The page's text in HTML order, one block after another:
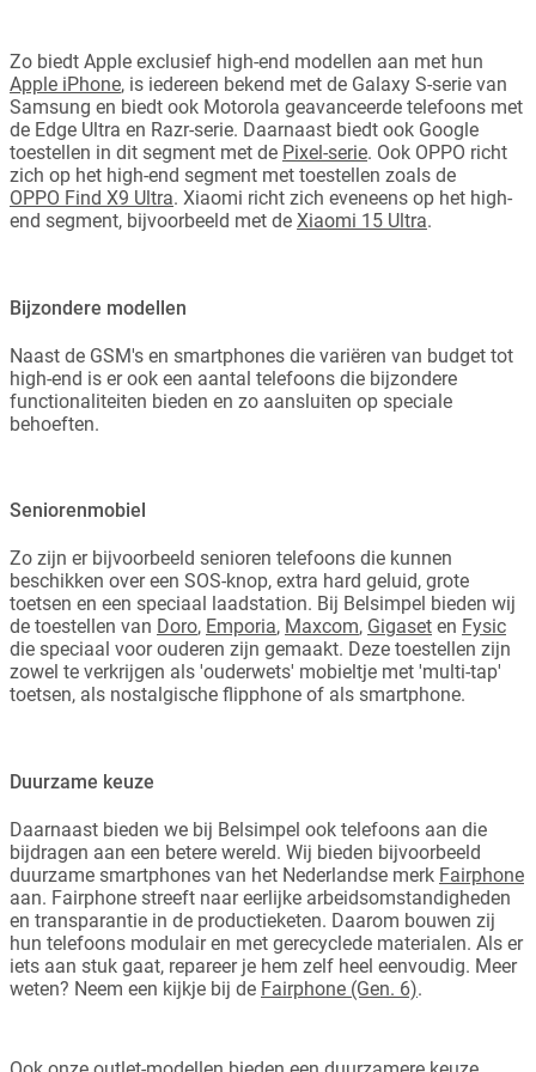
Zo biedt Apple exclusief high-end modellen aan met hun
Apple iPhone, is iedereen bekend met de Galaxy S-serie van
Samsung en biedt ook Motorola geavanceerde telefoons met
de Edge Ultra en Razr-serie. Daarnaast biedt ook Google
toestellen in dit segment met de Pixel-serie. Ook OPPO richt
zich op het high-end segment met toestellen zoals de
OPPO Find X9 Ultra. Xiaomi richt zich eveneens op het high-
end segment, bijvoorbeeld met de Xiaomi 15 Ultra.
Bijzondere modellen
Naast de GSM's en smartphones die variëren van budget tot
high-end is er ook een aantal telefoons die bijzondere
functionaliteiten bieden en zo aansluiten op speciale
behoeften.
Seniorenmobiel
Zo zijn er bijvoorbeeld senioren telefoons die kunnen
beschikken over een SOS-knop, extra hard geluid, grote
toetsen en een speciaal laadstation. Bij Belsimpel bieden wij
de toestellen van Doro, Emporia, Maxcom, Gigaset en Fysic
die speciaal voor ouderen zijn gemaakt. Deze toestellen zijn
zowel te verkrijgen als 'ouderwets' mobieltje met 'multi-tap'
toetsen, als nostalgische flipphone of als smartphone.
Duurzame keuze
Daarnaast bieden we bij Belsimpel ook telefoons aan die
bijdragen aan een betere wereld. Wij bieden bijvoorbeeld
duurzame smartphones van het Nederlandse merk Fairphone
aan. Fairphone streeft naar eerlijke arbeidsomstandigheden
en transparantie in de productieketen. Daarom bouwen zij
hun telefoons modulair en met gerecyclede materialen. Als er
iets aan stuk gaat, repareer je hem zelf heel eenvoudig. Meer
weten? Neem een kijkje bij de Fairphone (Gen. 6).